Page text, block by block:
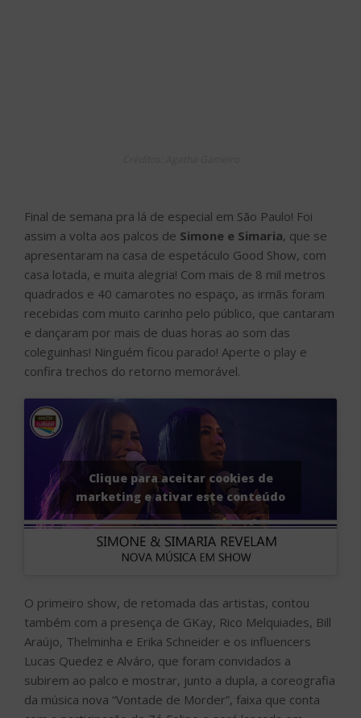
Final de semana pra lá de especial em São Paulo! Foi
assim a volta aos palcos de Simone e Simaria, que se
apresentaram na casa de espetáculo Good Show, com
casa lotada, e muita alegria! Com mais de 8 mil metros
quadrados e 40 camarotes no espaço, as irmãs foram
recebidas com muito carinho pelo público, que cantaram
e dançaram por mais de duas horas ao som das
coleguinhas! Ninguém ficou parado! Aperte o play e
confira trechos do retorno memorável.
Clique para aceitar cookies de
marketing e ativar este conteúdo
O primeiro show, de retomada das artistas, contou
também com a presença de GKay, Rico Melquiades, Bill
Araújo, Thelminha e Erika Schneider e os influencers
Lucas Quedez e Alváro, que foram convidados a
subirem ao palco e mostrar, junto a dupla, a coreografia
da música nova “Vontade de Morder”, faixa que conta